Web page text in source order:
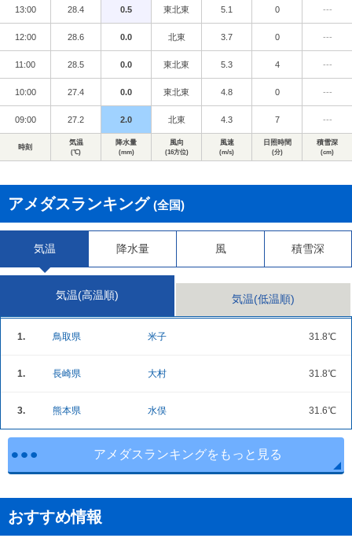
13:00 28.4 0.5 東北東 5.1 0 ---
12:00 28.6 0.0 北東 3.7 0 ---
11:00 28.5 0.0 東北東 5.3 4 ---
10:00 27.4 0.0 東北東 4.8 0 ---
09:00 27.2 2.0 北東 4.3 7 ---
時刻
気温
(℃)
降水量
(mm)
風向
(16方位)
風速
(m/s)
日照時間
(分)
積雪深
(cm)
アメダスランキング (全国)
気温 降水量 風 積雪深
気温(高温順) 気温(低温順)
1. 鳥取県 米子 31.8℃
1. 長崎県 大村 31.8℃
3. 熊本県 水俣 31.6℃
アメダスランキングをもっと見る
おすすめ情報